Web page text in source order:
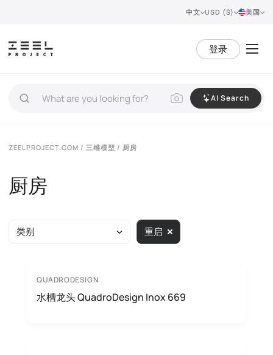
中文 USD ($) 美国
登录
AI Search
ZEELPROJECT.COM / 三维模型 / 厨房
厨房
类别 重启
QUADRODESIGN
水槽龙头 QuadroDesign Inox 669